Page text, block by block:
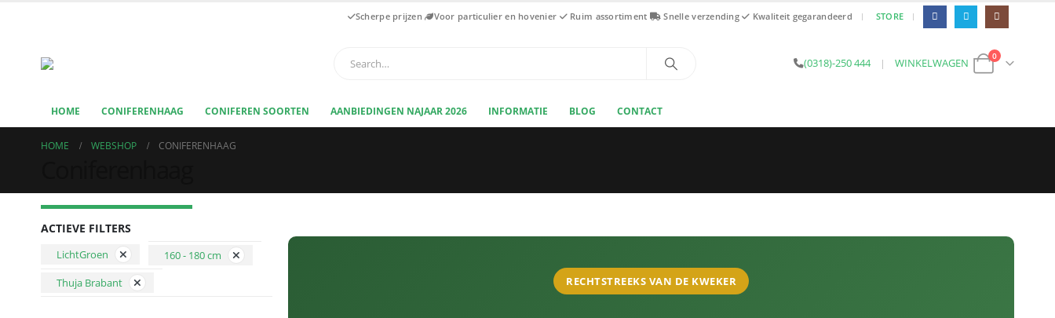
Scherpe prijzen Voor particulier en hovenier Ruim assortiment Snelle verzending Kwaliteit gegarandeerd | STORE |
(0318)-250 444 | WINKELWAGEN
0
HOME CONIFERENHAAG CONIFEREN SOORTEN AANBIEDINGEN NAJAAR 2026 INFORMATIE BLOG CONTACT
HOME WEBSHOP CONIFERENHAAG
RECHTSTREEKS VAN DE KWEKER
ACTIEVE FILTERS
LichtGroen
160 - 180 cm
Thuja Brabant